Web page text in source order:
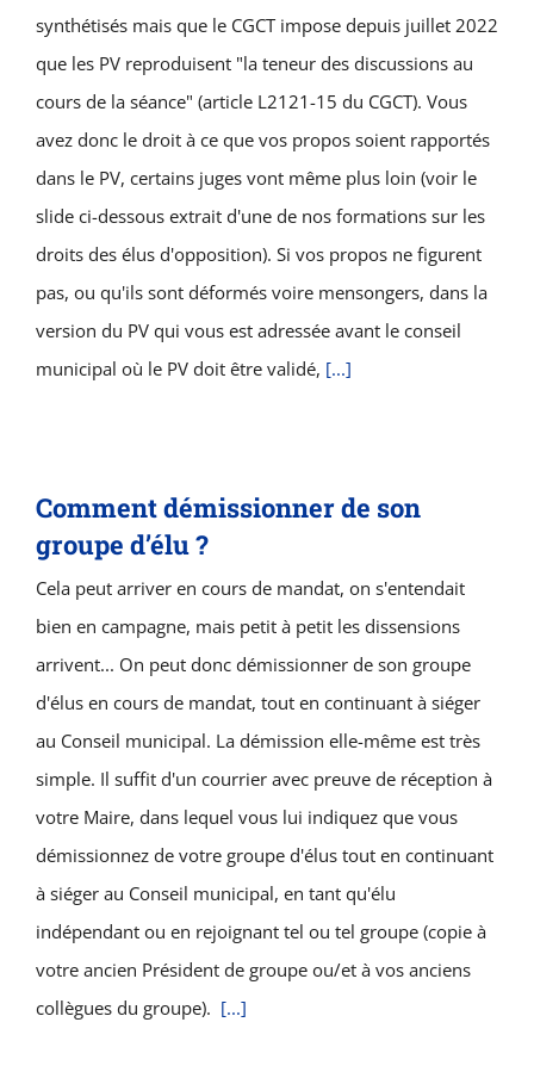
synthétisés mais que le CGCT impose depuis juillet 2022
que les PV reproduisent "la teneur des discussions au
cours de la séance" (article L2121-15 du CGCT). Vous
avez donc le droit à ce que vos propos soient rapportés
dans le PV, certains juges vont même plus loin (voir le
slide ci-dessous extrait d'une de nos formations sur les
droits des élus d'opposition). Si vos propos ne figurent
pas, ou qu'ils sont déformés voire mensongers, dans la
version du PV qui vous est adressée avant le conseil
municipal où le PV doit être validé, [...]
Comment démissionner de son
groupe d’élu ?
Cela peut arriver en cours de mandat, on s'entendait
bien en campagne, mais petit à petit les dissensions
arrivent... On peut donc démissionner de son groupe
d'élus en cours de mandat, tout en continuant à siéger
au Conseil municipal. La démission elle-même est très
simple. Il suffit d'un courrier avec preuve de réception à
votre Maire, dans lequel vous lui indiquez que vous
démissionnez de votre groupe d'élus tout en continuant
à siéger au Conseil municipal, en tant qu'élu
indépendant ou en rejoignant tel ou tel groupe (copie à
votre ancien Président de groupe ou/et à vos anciens
collègues du groupe). [...]